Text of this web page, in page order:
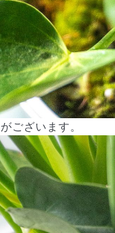
ございます。